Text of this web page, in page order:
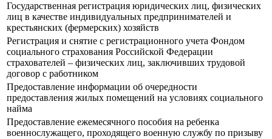
Государственная регистрация юридических лиц, физических
лиц в качестве индивидуальных предпринимателей и
крестьянских (фермерских) хозяйств
Регистрация и снятие с регистрационного учета Фондом
социального страхования Российской Федерации
страхователей – физических лиц, заключивших трудовой
договор с работником
Предоставление информации об очередности
предоставления жилых помещений на условиях социального
найма
Предоставление ежемесячного пособия на ребенка
военнослужащего, проходящего военную службу по призыву